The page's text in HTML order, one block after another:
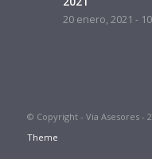
20 enero, 2021 -
© Copyright - Via Asesores -
Theme